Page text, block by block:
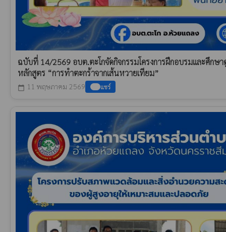
ฉบับที่ 14/2569 อบต.ตะโกจัดกิจกรรมโครงการฝึกอบรมและศึกษ
หลักสูตร “การทำตะกร้าจากเส้นหวายเทียม”
calendar_today 11 พฤษภาคม 2569 แชร์